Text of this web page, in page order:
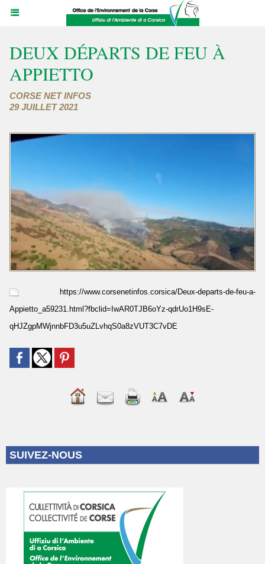
DEUX DÉPARTS DE FEU À
APPIETTO
CORSE NET INFOS
29 JUILLET 2021
https://www.corsenetinfos.corsica/Deux-departs-de-feu-a-
Appietto_a59231.html?fbclid=IwAR0TJB6oYz-qdrUo1H9sE-
qHJZgpMWjnnbFD3u5uZLvhqS0a8zVUT3C7vDE
SUIVEZ-NOUS